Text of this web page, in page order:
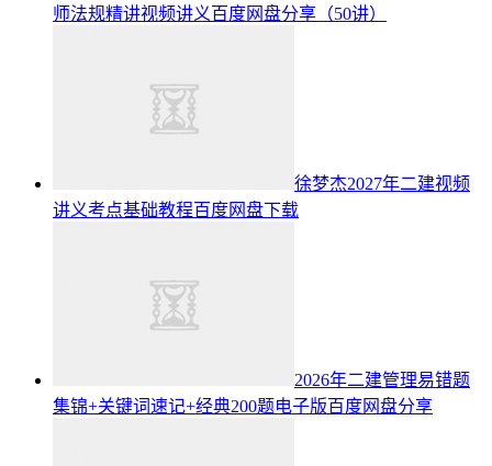
师法规精讲视频讲义百度网盘分享（50讲）
徐梦杰2027年二建视频
讲义考点基础教程百度网盘下载
2026年二建管理易错题
集锦+关键词速记+经典200题电子版百度网盘分享